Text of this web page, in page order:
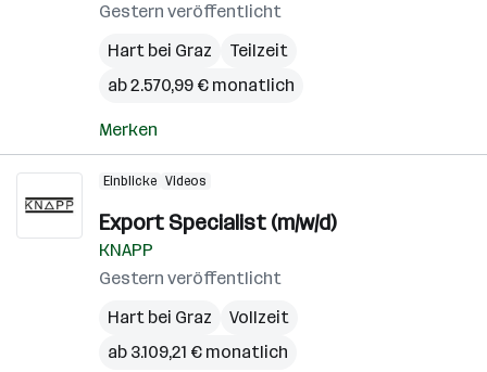
Gestern veröffentlicht
Hart bei Graz
Teilzeit
ab 2.570,99 € monatlich
Merken
Einblicke Videos
Export Specialist (m/w/d)
KNAPP
Gestern veröffentlicht
Hart bei Graz
Vollzeit
ab 3.109,21 € monatlich